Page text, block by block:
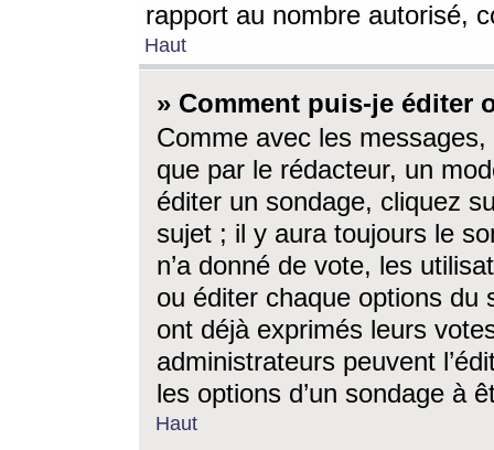
rapport au nombre autorisé,
Haut
» Comment puis-je éditer
Comme avec les
que par le rédacteur, un
éditer un sondage, cliquez
sujet ; il y aura toujours le
n’a donné de vote, les
ou éditer chaque options du
ont déjà exprimés leurs
administrateurs peuvent
les options d’un sondage à
Haut